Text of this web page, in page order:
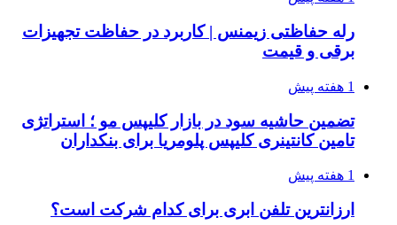
رله حفاظتی زیمنس | کاربرد در حفاظت تجهیزات
برقی و قیمت
1 هفته پیش
تضمین حاشیه سود در بازار کلیپس مو ؛ استراتژی
تامین کانتینری کلیپس پلومریا برای بنکداران
1 هفته پیش
ارزانترین تلفن ابری برای کدام شرکت است؟